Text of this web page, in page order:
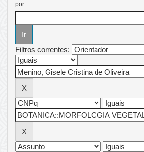
por
Filtros correntes: